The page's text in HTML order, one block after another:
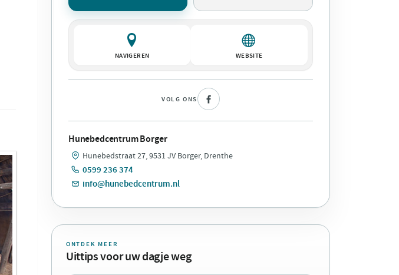
NAVIGEREN WEBSITE
VOLG ONS
Hunebedcentrum Borger
Hunebedstraat 27, 9531 JV Borger, Drenthe
0599 236 374
info@hunebedcentrum.nl
ONTDEK MEER
Uittips voor uw dagje weg